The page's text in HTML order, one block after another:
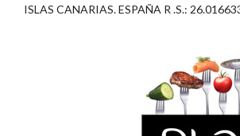
ISLAS CANARIAS. ESPAÑA R .S.: